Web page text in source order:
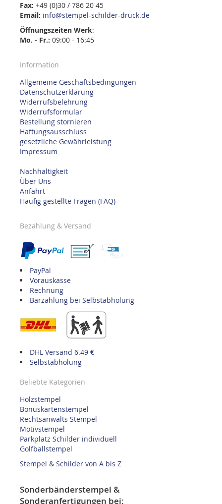
Fax: +49 (0)30 / 786 20 45
Email: info@stempel-schilder-druck.de
Öffnungszeiten Werk:
Mo. - Fr.: 09:00 - 16:45
Information
Allgemeine Geschäftsbedingungen
Datenschutzerklärung
Widerrufsbelehrung
Widerrufsformular
Bestellung stornieren
Haftungsausschluss
gesetzliche Gewährleistung
Impressum
Nachhaltigkeit
Über Uns
Anfahrt
Häufig gestellte Fragen (FAQ)
Bezahlung & Versand
PayPal
Vorauskasse
Rechnung
Barzahlung bei Selbstabholung
DHL Versand 6.49 €
Selbstabholung
Beliebte Kategorien
Holzstempel
Bonuskartenstempel
Rechtsanwalts Stempel
Motivstempel
Parkplatz Schilder individuell
Golfballstempel
Stempel & Schilder von A bis Z
Sonderbänderstempel &
Sonderanfertigungen bei: